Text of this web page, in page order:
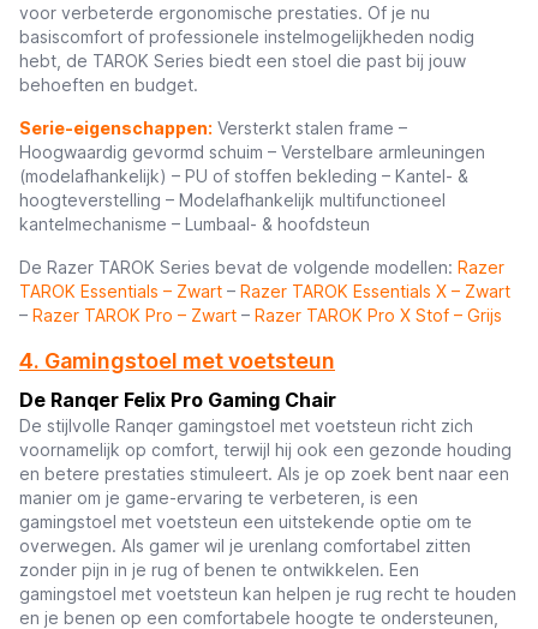
voor verbeterde ergonomische prestaties. Of je nu
basiscomfort of professionele instelmogelijkheden nodig
hebt, de TAROK Series biedt een stoel die past bij jouw
behoeften en budget.
Serie-eigenschappen: Versterkt stalen frame –
Hoogwaardig gevormd schuim – Verstelbare armleuningen
(modelafhankelijk) – PU of stoffen bekleding – Kantel- &
hoogteverstelling – Modelafhankelijk multifunctioneel
kantelmechanisme – Lumbaal- & hoofdsteun
De Razer TAROK Series bevat de volgende modellen: Razer
TAROK Essentials – Zwart – Razer TAROK Essentials X – Zwart
– Razer TAROK Pro – Zwart – Razer TAROK Pro X Stof – Grijs
4. Gamingstoel met voetsteun
De Ranqer Felix Pro Gaming Chair
De stijlvolle Ranqer gamingstoel met voetsteun richt zich
voornamelijk op comfort, terwijl hij ook een gezonde houding
en betere prestaties stimuleert. Als je op zoek bent naar een
manier om je game-ervaring te verbeteren, is een
gamingstoel met voetsteun een uitstekende optie om te
overwegen. Als gamer wil je urenlang comfortabel zitten
zonder pijn in je rug of benen te ontwikkelen. Een
gamingstoel met voetsteun kan helpen je rug recht te houden
en je benen op een comfortabele hoogte te ondersteunen,